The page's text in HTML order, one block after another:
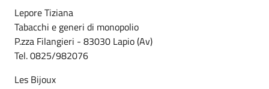
Lepore Tiziana
Tabacchi e generi di monopolio
P.zza Filangieri - 83030 Lapio (Av)
Tel. 0825/982076
Les Bijoux